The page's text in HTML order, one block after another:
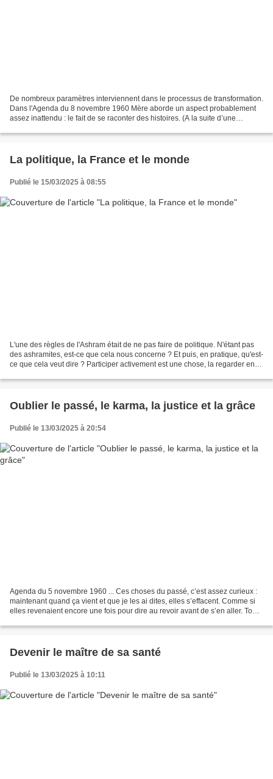
De nombreux paramètres interviennent dans le processus de transformation.
Dans l'Agenda du 8 novembre 1960 Mère aborde un aspect probablement
assez inattendu : le fait de se raconter des histoires. (A la suite d’une
La politique, la France et le monde
Publié le 15/03/2025 à 08:55
L'une des règles de l'Ashram était de ne pas faire de politique. N'étant pas
des ashramites, est-ce que cela nous concerne ? Et puis, en pratique, qu'est-
ce que cela veut dire ? Participer activement est une chose, la regarder en
Oublier le passé, le karma, la justice et la grâce
Publié le 13/03/2025 à 20:54
Agenda du 5 novembre 1960 ... Ces choses du passé, c’est assez curieux :
maintenant quand ça vient et que je les ai dites, elles s’effacent. Comme si
elles revenaient encore une fois pour dire au revoir avant de s’en aller. Tous
Devenir le maître de sa santé
Publié le 13/03/2025 à 10:11